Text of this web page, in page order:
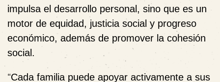
impulsa el desarrollo personal, sino que es un
motor de equidad, justicia social y progreso
económico, además de promover la cohesión
social.
“Cada familia puede apoyar activamente a sus